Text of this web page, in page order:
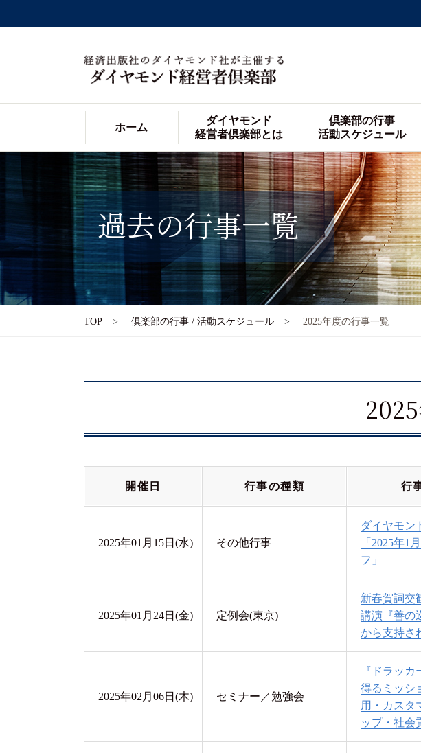
ホーム
ダイヤモンド
経営者倶楽部とは
倶楽部の行事
活動スケジュール
過去の行事一覧
TOP 倶楽部の行事 / 活動スケジュール 2025年度の行事一覧
開催日 行事の種類 行
2025年01月15日(水) その他行事
ダイヤモン
「2025年1
フ」
2025年01月24日(金) 定例会(東京)
新春賀詞交
講演『善の
から支持さ
2025年02月06日(木) セミナー／勉強会
『ドラッ
得るミッシ
用・カスタ
ップ・社会